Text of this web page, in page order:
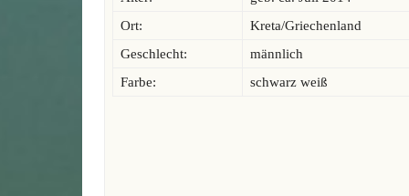
Ort:
Kreta/Griechenland
Geschlecht:
männlich
Farbe:
schwarz weiß